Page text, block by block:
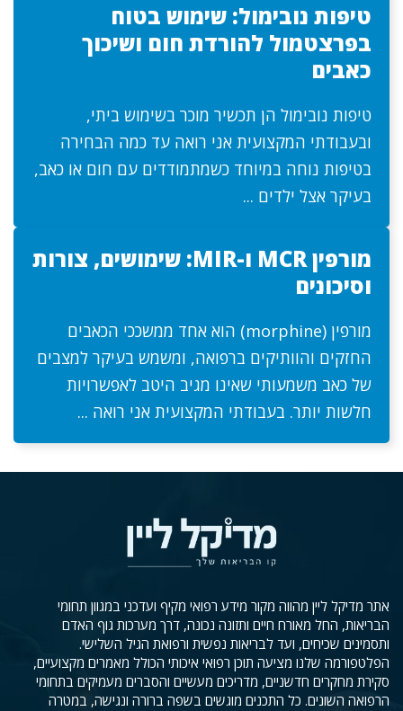
טיפות נובימול: שימוש בטוח
בפרצטמול להורדת חום ושיכוך
כאבים
טיפות נובימול הן תכשיר מוכר בשימוש ביתי,
ובעבודתי המקצועית אני רואה עד כמה הבחירה
בטיפות נוחה במיוחד כשמתמודדים עם חום או כאב,
בעיקר אצל ילדים ...
מורפין MCR ו-MIR: שימושים, צורות
וסיכונים
מורפין (morphine) הוא אחד ממשככי הכאבים
החזקים והוותיקים ברפואה, ומשמש בעיקר למצבים
של כאב משמעותי שאינו מגיב היטב לאפשרויות
חלשות יותר. בעבודתי המקצועית אני רואה ...
אתר מדיקל ליין מהווה מקור מידע רפואי מקיף ועדכני במגוון תחומי
הבריאות, החל מאורח חיים ותזונה נכונה, דרך מערכות גוף האדם
ותסמינים שכיחים, ועד לבריאות נפשית ורפואת הגיל השלישי.
הפלטפורמה שלנו מציעה תוכן רפואי איכותי הכולל מאמרים מקצועיים,
סקירת מחקרים חדשניים, מדריכים מעשיים והסברים מעמיקים בתחומי
הרפואה השונים. כל התכנים מוגשים בשפה ברורה ונגישה, במטרה